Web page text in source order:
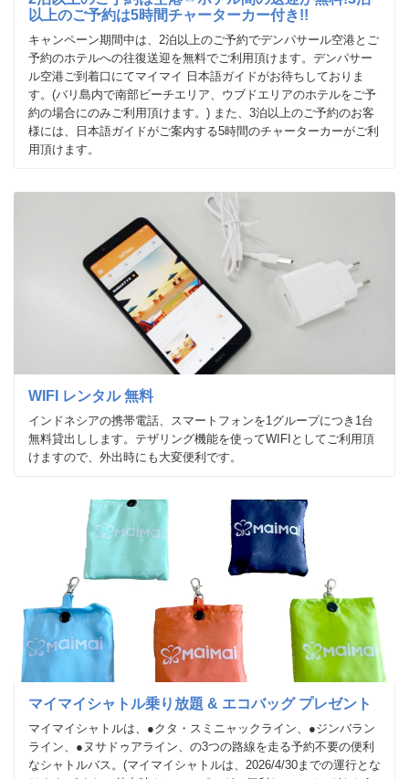
以上のご予約は5時間チャーターカー付き!!
キャンペーン期間中は、2泊以上のご予約でデンパサール空港とご
予約のホテルへの往復送迎を無料でご利用頂けます。デンパサー
ル空港ご到着口にてマイマイ 日本語ガイドがお待ちしておりま
す。(バリ島内で南部ビーチエリア、ウブドエリアのホテルをご予
約の場合にのみご利用頂けます。) また、3泊以上のご予約のお客
様には、日本語ガイドがご案内する5時間のチャーターカーがご利
用頂けます。
WIFI レンタル 無料
インドネシアの携帯電話、スマートフォンを1グループにつき1台
無料貸出しします。テザリング機能を使ってWIFIとしてご利用頂
けますので、外出時にも大変便利です。
マイマイシャトル乗り放題 & エコバッグ プレゼント
マイマイシャトルは、●クタ・スミニャックライン、●ジンバラン
ライン、●ヌサドゥアライン、の3つの路線を走る予約不要の便利
なシャトルバス。(マイマイシャトルは、2026/4/30までの運行とな